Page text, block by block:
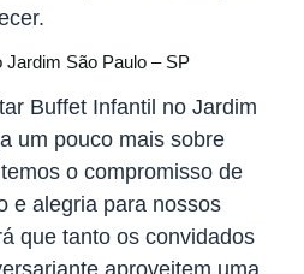
Jardim São Paulo – SP
Buffet Infantil no Jardim
um pouco mais sobre
o compromisso de
e alegria para nossos
que tanto os convidados
aproveitem uma